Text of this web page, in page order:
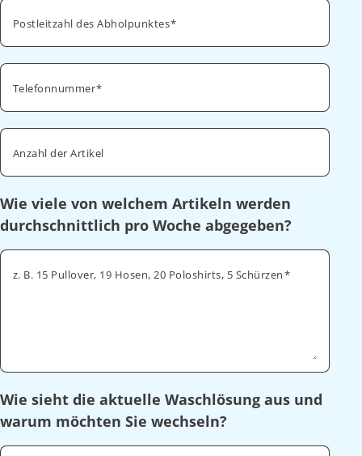
Postleitzahl des Abholpunktes
Telefonnummer
Anzahl der Artikel
Wie viele von welchem Artikeln werden
durchschnittlich pro Woche abgegeben?
z. B. 15 Pullover, 19 Hosen, 20 Poloshirts, 5 Schürzen
Wie sieht die aktuelle Waschlösung aus und
warum möchten Sie wechseln?